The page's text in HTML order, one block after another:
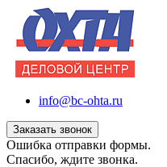
info@bc-ohta.ru
Заказать звонок
Ошибка отправки формы.
Спасибо, ждите звонка.